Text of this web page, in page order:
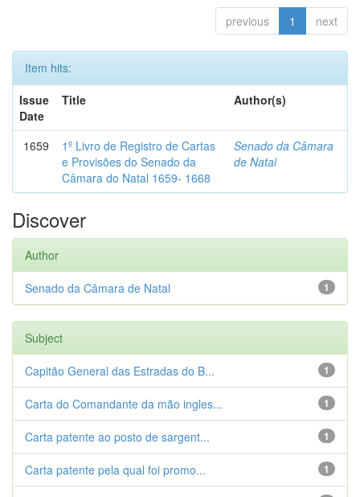
previous 1 next
Item hits:
Issue
Date
Title Author(s)
1659
1º Livro de Registro de Cartas
e Provisões do Senado da
Câmara do Natal 1659- 1668
Senado da Câmara
de Natal
Discover
Author
1
Senado da Câmara de Natal
Subject
1
Capitão General das Estradas do B...
1
Carta do Comandante da mão ingles...
1
Carta patente ao posto de sargent...
1
Carta patente pela qual foi promo...